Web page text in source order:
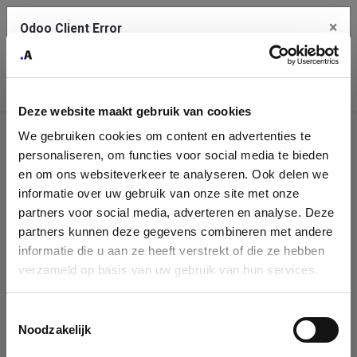
Deze website maakt gebruik van cookies
We gebruiken cookies om content en advertenties te
personaliseren, om functies voor social media te bieden
en om ons websiteverkeer te analyseren. Ook delen we
informatie over uw gebruik van onze site met onze
partners voor social media, adverteren en analyse. Deze
partners kunnen deze gegevens combineren met andere
informatie die u aan ze heeft verstrekt of die ze hebben
verzameld op basis van uw gebruik van hun services.
Noodzakelijk
Company
Identification
Please fill in your company details
You can search a company in our database by name, VAT or
enterprise ID. When a company is selected it will auto-complete the
form. If you don't find your company in our database, you can create
Odoo Client Error ×
service.
See details
Ok